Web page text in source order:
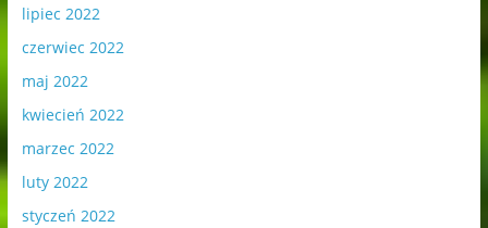
lipiec 2022
czerwiec 2022
maj 2022
kwiecień 2022
marzec 2022
luty 2022
styczeń 2022